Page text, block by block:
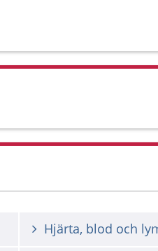
Hjärta, blod och